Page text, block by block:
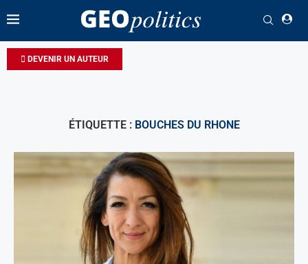
DEVENIR UN AUTEUR
ÉTIQUETTE : BOUCHES DU RHONE